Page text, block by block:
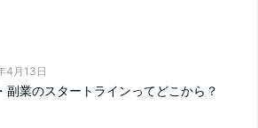
4月13日
副業のスタートラインってどこから？